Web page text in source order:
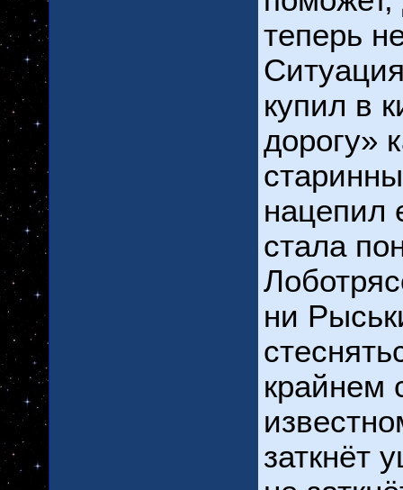
теперь
купил в
дорогу»
нацепил
стала
ни
крайнем
заткнёт